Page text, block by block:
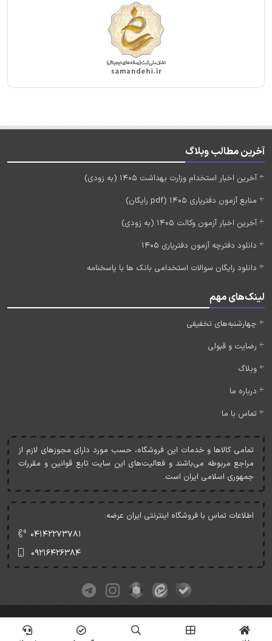
آخرین مطالب وبلاگ
آخرین اخبار استخدام وزارت بهداشت 1405 (به زودی)
منابع آزمون دفتریاری 1405 (pdf رایگان)
آخرین اخبار آزمون وکالت 1405 (به زودی)
دانلود دفترچه آزمون دفتریاری 1405
دانلود رایگان سوالات استخدامی بانک ها با پاسخنامه
لینک‌های مهم
چهارشنبه‌های تخفیفی
رضایت و قبولی
وبلاگ
درباره ما
تماس با ما
تمامی کالاها و خدمات اين فروشگاه، حسب مورد دارای مجوزهای لازم از
مراجع مربوطه می‌باشند و فعاليت‌های اين سايت تابع قوانين و مقررات
جمهوری اسلامی ايران است.
اطلاعات تماس با فروشگاه اینترنتی ایران عرضه:
۰۴۱۴۲۲۷۳۷۸۱
۰۹۲۱۶۴۲۶۳۸۴